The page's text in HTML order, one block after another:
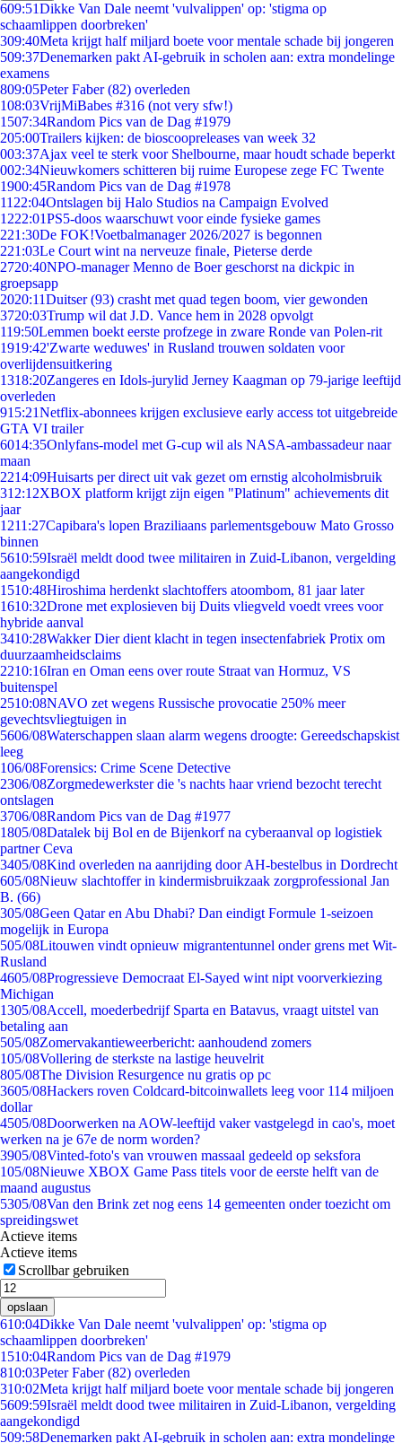
609:51Dikke Van Dale neemt 'vulvalippen' op: 'stigma op
schaamlippen doorbreken'
309:40Meta krijgt half miljard boete voor mentale schade bij jongeren
509:37Denemarken pakt AI-gebruik in scholen aan: extra mondelinge
examens
809:05Peter Faber (82) overleden
108:03VrijMiBabes #316 (not very sfw!)
1507:34Random Pics van de Dag #1979
205:00Trailers kijken: de bioscoopreleases van week 32
003:37Ajax veel te sterk voor Shelbourne, maar houdt schade beperkt
002:34Nieuwkomers schitteren bij ruime Europese zege FC Twente
1900:45Random Pics van de Dag #1978
11 22:04Ontslagen bij Halo Studios na Campaign Evolved
1222:01PS5-doos waarschuwt voor einde fysieke games
221:30De FOK!Voetbalmanager 2026/2027 is begonnen
221:03Le Court wint na nerveuze finale, Pieterse derde
2720:40NPO-manager Menno de Boer geschorst na dickpic in
groepsapp
2020:11Duitser (93) crasht met quad tegen boom, vier gewonden
3720:03Trump wil dat J.D. Vance hem in 2028 opvolgt
119:50Lemmen boekt eerste profzege in zware Ronde van Polen-rit
1919:42'Zwarte weduwes' in Rusland trouwen soldaten voor
overlijdensuitkering
1318:20Zangeres en Idols-jurylid Jerney Kaagman op 79-jarige leeftijd
overleden
915:21Netflix-abonnees krijgen exclusieve early access tot uitgebreide
GTA VI trailer
6014:35Onlyfans-model met G-cup wil als NASA-ambassadeur naar
maan
2214:09Huisarts per direct uit vak gezet om ernstig alcoholmisbruik
312:12XBOX platform krijgt zijn eigen "Platinum" achievements dit
jaar
1211:27Capibara's lopen Braziliaans parlementsgebouw Mato Grosso
binnen
5610:59Israël meldt dood twee militairen in Zuid-Libanon, vergelding
aangekondigd
1510:48Hiroshima herdenkt slachtoffers atoombom, 81 jaar later
1610:32Drone met explosieven bij Duits vliegveld voedt vrees voor
hybride aanval
3410:28Wakker Dier dient klacht in tegen insectenfabriek Protix om
duurzaamheidsclaims
2210:16Iran en Oman eens over route Straat van Hormuz, VS
buitenspel
2510:08NAVO zet wegens Russische provocatie 250% meer
gevechtsvliegtuigen in
5606/08Waterschappen slaan alarm wegens droogte: Gereedschapskist
leeg
106/08Forensics: Crime Scene Detective
2306/08Zorgmedewerkster die 's nachts haar vriend bezocht terecht
ontslagen
3706/08Random Pics van de Dag #1977
1805/08Datalek bij Bol en de Bijenkorf na cyberaanval op logistiek
partner Ceva
3405/08Kind overleden na aanrijding door AH-bestelbus in Dordrecht
605/08Nieuw slachtoffer in kindermisbruikzaak zorgprofessional Jan
B. (66)
305/08Geen Qatar en Abu Dhabi? Dan eindigt Formule 1-seizoen
mogelijk in Europa
505/08Litouwen vindt opnieuw migrantentunnel onder grens met Wit-
Rusland
4605/08Progressieve Democraat El-Sayed wint nipt voorverkiezing
Michigan
1305/08Accell, moederbedrijf Sparta en Batavus, vraagt uitstel van
betaling aan
505/08Zomervakantieweerbericht: aanhoudend zomers
105/08Vollering de sterkste na lastige heuvelrit
805/08The Division Resurgence nu gratis op pc
3605/08Hackers roven Coldcard-bitcoinwallets leeg voor 114 miljoen
dollar
4505/08Doorwerken na AOW-leeftijd vaker vastgelegd in cao's, moet
werken na je 67e de norm worden?
3905/08Vinted-foto's van vrouwen massaal gedeeld op seksfora
105/08Nieuwe XBOX Game Pass titels voor de eerste helft van de
maand augustus
5305/08Van den Brink zet nog eens 14 gemeenten onder toezicht om
spreidingswet
Actieve items
Actieve items
Scrollbar gebruiken
opslaan
610:04Dikke Van Dale neemt 'vulvalippen' op: 'stigma op
schaamlippen doorbreken'
1510:04Random Pics van de Dag #1979
810:03Peter Faber (82) overleden
310:02Meta krijgt half miljard boete voor mentale schade bij jongeren
5609:59Israël meldt dood twee militairen in Zuid-Libanon, vergelding
aangekondigd
509:58Denemarken pakt AI-gebruik in scholen aan: extra mondelinge